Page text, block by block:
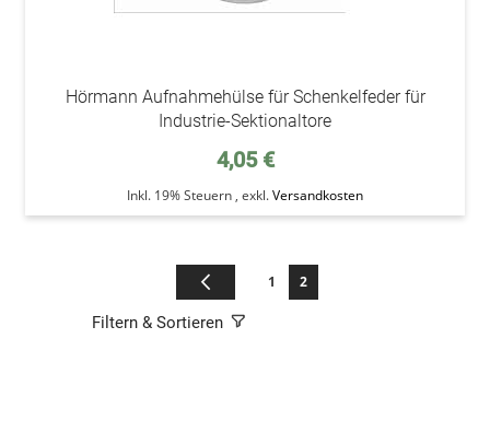
Hörmann Aufnahmehülse für Schenkelfeder für
Industrie-Sektionaltore
4,05 €
Inkl. 19% Steuern , exkl.Versandkosten
Seite ZurückSeite
1 Sie lesen gerade die Seite
2
Filtern & Sortieren